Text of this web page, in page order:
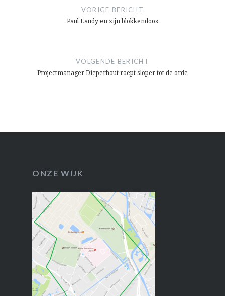
VORIGE BERICHT
Paul Laudy en zijn blokkendoos
VOLGENDE BERICHT
Projectmanager Dieperhout roept sloper tot de orde
ONZE WIJK